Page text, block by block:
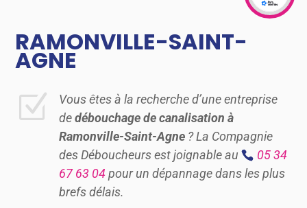
RAMONVILLE-SAINT-
AGNE
Z
Vous êtes à la recherche d’une entreprise
dedébouchage de canalisation à
Ramonville-Saint-Agne ? La Compagnie
des Déboucheurs est joignable au
05 34
67 63 04pour un dépannage dans les plus
brefs délais.